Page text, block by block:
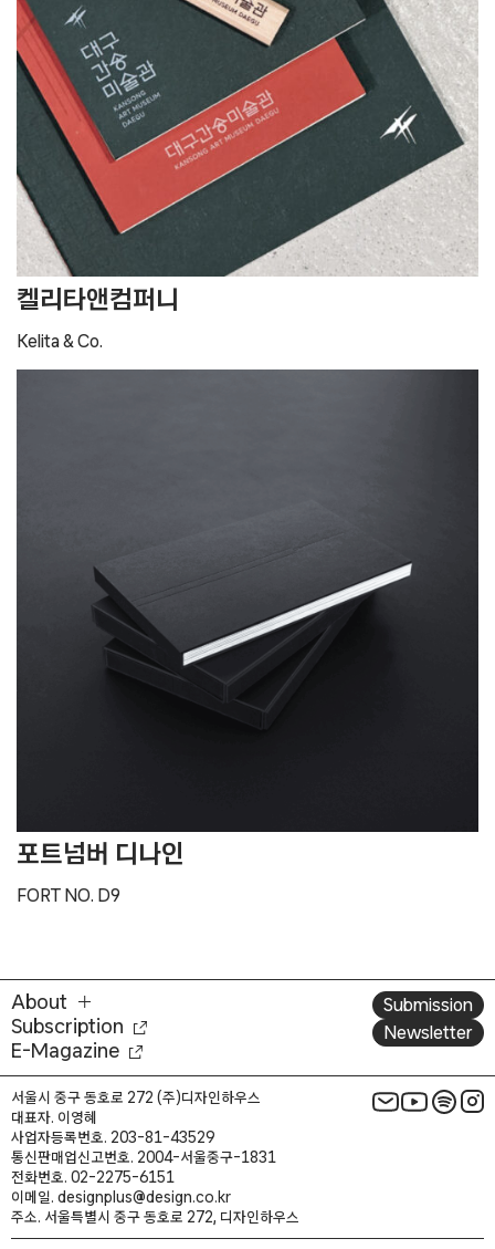
켈리타앤컴퍼니
Kelita & Co.
포트넘버 디나인
FORT NO. D9
About
Subscription
E-Magazine
Submission
Newsletter
서울시 중구 동호로 272 (주)디자인하우스
대표자. 이영혜
사업자등록번호. 203-81-43529
통신판매업신고번호. 2004-서울중구-1831
전화번호. 02-2275-6151
이메일. designplus@design.co.kr
주소. 서울특별시 중구 동호로 272, 디자인하우스